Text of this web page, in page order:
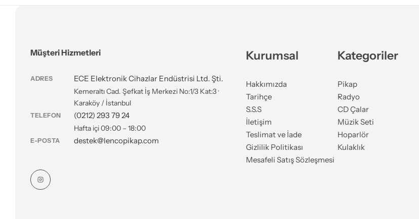
Müşteri Hizmetleri
ADRES ECE Elektronik Cihazlar Endüstrisi Ltd. Şti.
Kemeraltı Cad. Şefkat İş Merkezi No:1/3 Kat:3 ·
Karaköy / İstanbul
TELEFON (0212) 293 79 24
Hafta içi 09:00 – 18:00
E-POSTA destek@lencopikap.com
Kurumsal
Hakkımızda
Tarihçe
S.S.S
İletişim
Teslimat ve İade
Gizlilik Politikası
Mesafeli Satış Sözleşmesi
Kategoriler
Pikap
Radyo
CD Çalar
Müzik Seti
Hoparlör
Kulaklık